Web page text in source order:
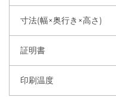
寸法(幅×奥行き×高さ)
証明書
印刷温度